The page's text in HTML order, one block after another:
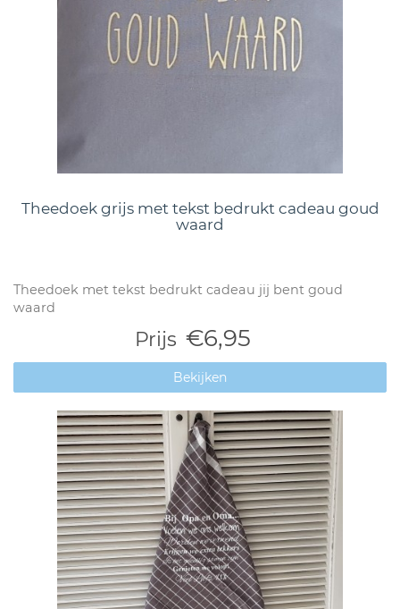
Theedoek grijs met tekst bedrukt cadeau goud
waard
Theedoek met tekst bedrukt cadeau jij bent goud
waard
Prijs €6,95
Bekijken